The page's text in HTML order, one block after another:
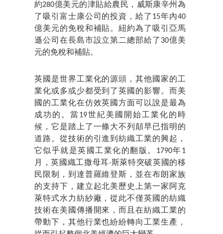
約280億美元的津貼給農民，威斯康辛州為
了吸引富士康公司的投資，給了15年內40
億美元的免稅和補貼。紐約為了吸引亞馬
遜公司在長島市設立第二總部給了30億美
元的免稅和補貼。
英國是世界工業化的源頭，其他國家的工
業化或多或少都受到了英國的影響。而美
國的工業化在仿效英國方面可以說是最為
成功的。當19世紀美國開始工業化的時
候，它是踏上了一條大不列顛早已指明的
道路。從技術的引進到紡織工業的興起，
它似乎就是英國工業化的翻版。1790年1
月，英國織工撒母耳‧斯萊特突破英國的移
民限制，到達普羅維登斯，並在布朗家族
的支持下，建立起北美歷史上第一家阿克
萊特式水力紡紗廠，從此不僅英國的紡織
技術在美國傳播開來，而且在紡織工業的
帶動下，其他行業也紛紛轉向工業生產，